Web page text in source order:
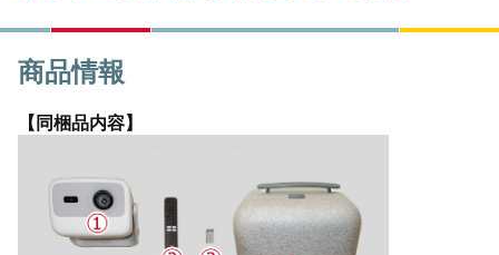
商品情報
【同梱品内容】